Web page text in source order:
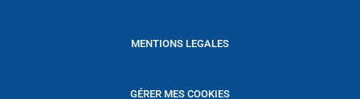
MENTIONS LEGALES
GÉRER MES COOKIES